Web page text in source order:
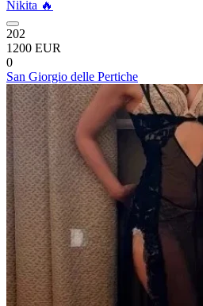
Nikita 🔥
202
1200 EUR
0
San Giorgio delle Pertiche